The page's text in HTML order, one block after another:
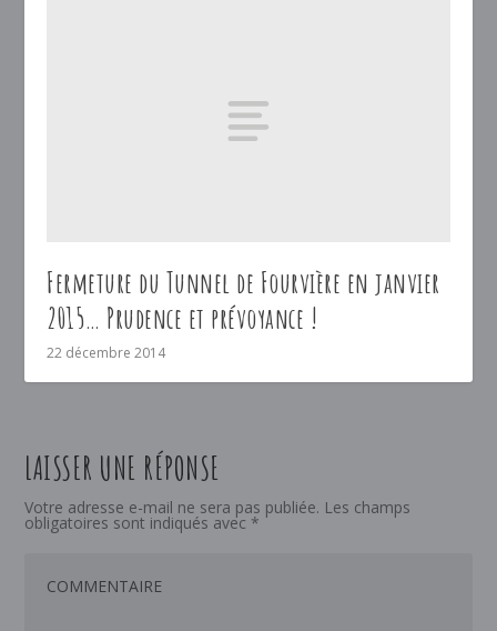
Fermeture du Tunnel de Fourvière en janvier
2015… Prudence et prévoyance !
22 décembre 2014
LAISSER UNE RÉPONSE
Votre adresse e-mail ne sera pas publiée. Les champs
obligatoires sont indiqués avec *